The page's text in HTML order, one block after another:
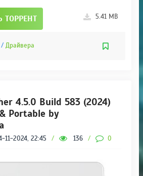
ТОРРЕНТ 5.41 MB
/ Драйвера
4.5.0 Build 583 (2024)
Portable by
11-2024, 22:45 / 136 / 0